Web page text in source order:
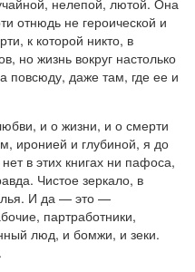
отнюдь не героической и
к которой никто, в
но жизнь вокруг настолько
повсюду, даже там, где ее и
и о жизни, и о смерти
иронией и глубиной, я до
в этих книгах ни пафоса,
Чистое зеркало, в
И да — это —
партработники,
люд, и бомжи, и зеки.